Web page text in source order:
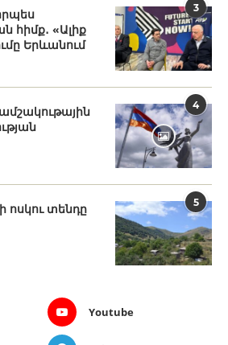
3
հիմք․ «Ալիք
Երևանում
4
5
ոսկու տենդը
Youtube